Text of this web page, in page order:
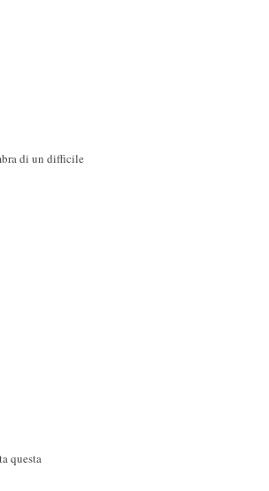
di un difficile
questa